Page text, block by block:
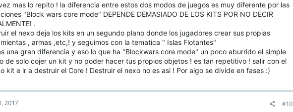
mas lo repito ! la diferencia entre estos dos modos de juegos es muy diferente por las
"Block wars core mode" DEPENDE DEMASIADO DE LOS KITS POR NO DECIR
.
el nexo deja los kits en un segundo plano donde los jugadores crear sus propias
, armas ,etc,! y seguimos con la tematica " Islas Flotantes"
una gran diferencia y eso lo que ha "Blockwars core mode" un poco aburrido el simple
de solo cojer un kit y no poder hacer tus propios objetos ! es tan repetitivo ! salir con el
kit e ir a destruir el Core ! Destruir el nexo no es asi ! Por algo se divide en fases :)
2017 #10